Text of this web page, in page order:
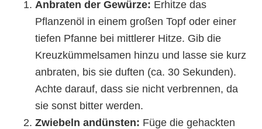
Anbraten der Gewürze: Erhitze das
Pflanzenöl in einem großen Topf oder einer
tiefen Pfanne bei mittlerer Hitze. Gib die
Kreuzkümmelsamen hinzu und lasse sie kurz
anbraten, bis sie duften (ca. 30 Sekunden).
Achte darauf, dass sie nicht verbrennen, da
sie sonst bitter werden.
Zwiebeln andünsten: Füge die gehackten